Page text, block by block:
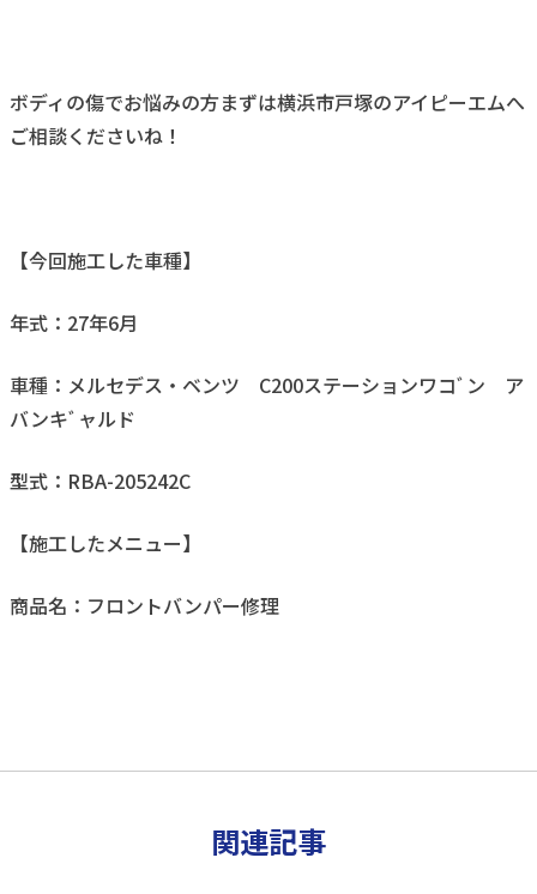
ボディの傷でお悩みの方まずは横浜市戸塚のアイピーエムへ
ご相談くださいね！
【今回施工した車種】
年式：27年6月
車種：メルセデス・ベンツ C200ステーションワコﾞン ア
バンキﾞャルド
型式：RBA-205242C
【施工したメニュー】
商品名：フロントバンパー修理
関連記事